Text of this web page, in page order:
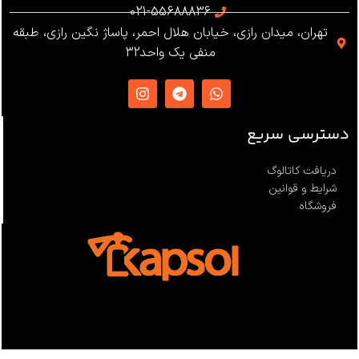
استاندارد
EN12841 ،EN341 ،ANSI Z359
،NFPA1983
ساخت
021-55688836
تهران، میدان رازی، خیابان هلال احمر، پاساژ نگین رازی، طبقه
منفی یک واحد32
دسترسی سریع
دریافت کاتالوگ
شرایط و قوانین
فروشگاه